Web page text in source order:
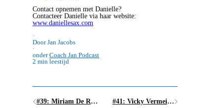
Contact opnemen met Danielle?
Contacteer Danielle via haar website:
www.daniellesax.com
·
Door Jan Jacobs
·
onderCoach Jan Podcast
2 min leestijd
#39: Miriam De Rycke - een leven zonder kinderen? #41: Vicky Vermeiren - Durf springen, ook al ben je er niet klaar voor!